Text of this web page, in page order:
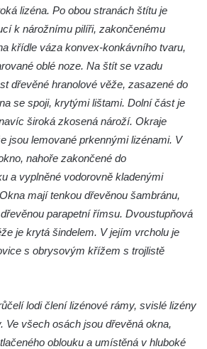
Třebonínem a Horním
Dolního Třebonína
v Rybniště
Jiljí v Lužci nad
na hřbitově v Hostíně u
Panny Marie v Hostíně
v Bukolu
hřbitově v Lužci nad
v Hrobčicích
na hřbitově v
lizéna. Po obou stranách štítu je
k nárožnímu pilíři, zakončenému
křídle váza konvex-konkávního tvaru,
oblé noze. Na štít se vzadu
dřevěné hranolové věže, zasazené do
se spoji, krytými lištami. Dolní část je
široká zkosená nároží. Okraje
jsou lemované prkennými lizénami. V
nahoře zakončené do
a vyplněné vodorovně kladenými
mají tenkou dřevěnou šambránu,
parapetní římsu. Dvoustupňová
je krytá šindelem. V jejím vrcholu je
s obrysovým křížem s trojlistě
lodi člení lizénové rámy, svislé lizény
Ve všech osách jsou dřevěná okna,
oblouku a umístěná v hluboké